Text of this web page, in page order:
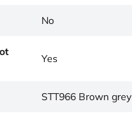
No
Yes
STT966 Brown grey